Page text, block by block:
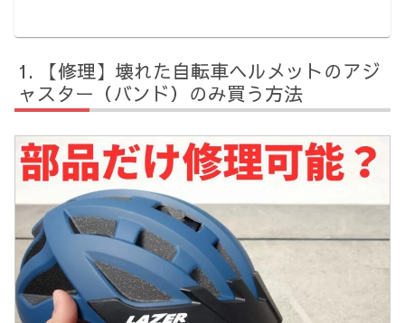
【修理】壊れた自転車ヘルメットのアジ
ャスター（バンド）のみ買う方法